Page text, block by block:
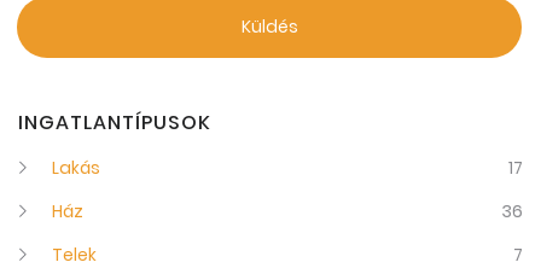
Küldés
INGATLANTÍPUSOK
Lakás
17
Ház
36
Telek
7